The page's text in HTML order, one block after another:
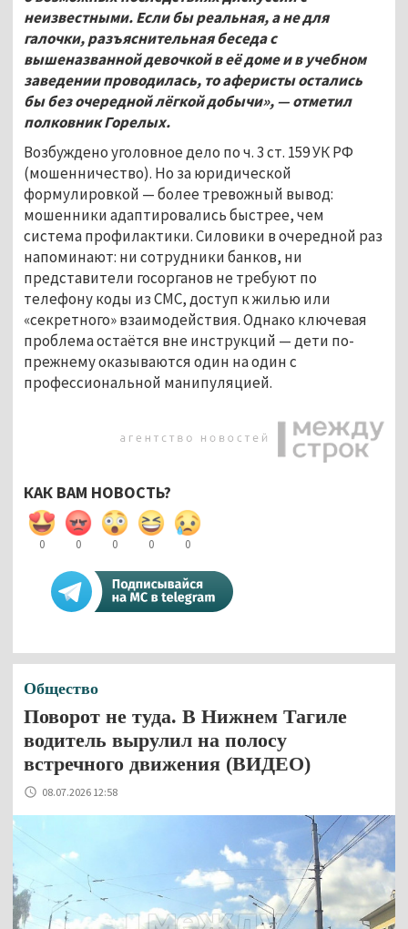
неизвестными. Если бы реальная, а не для
галочки, разъяснительная беседа с
вышеназванной девочкой в её доме и в учебном
заведении проводилась, то аферисты остались
бы без очередной лёгкой добычи», — отметил
полковник Горелых.
Возбуждено уголовное дело по ч. 3 ст. 159 УК РФ
(мошенничество). Но за юридической
формулировкой — более тревожный вывод:
мошенники адаптировались быстрее, чем
система профилактики. Силовики в очередной раз
напоминают: ни сотрудники банков, ни
представители госорганов не требуют по
телефону коды из СМС, доступ к жилью или
«секретного» взаимодействия. Однако ключевая
проблема остаётся вне инструкций — дети по-
прежнему оказываются один на один с
профессиональной манипуляцией.
КАК ВАМ НОВОСТЬ?
0 0 0 0 0
Общество
Поворот не туда. В Нижнем Тагиле
водитель вырулил на полосу
встречного движения (ВИДЕО)
08.07.2026 12:58